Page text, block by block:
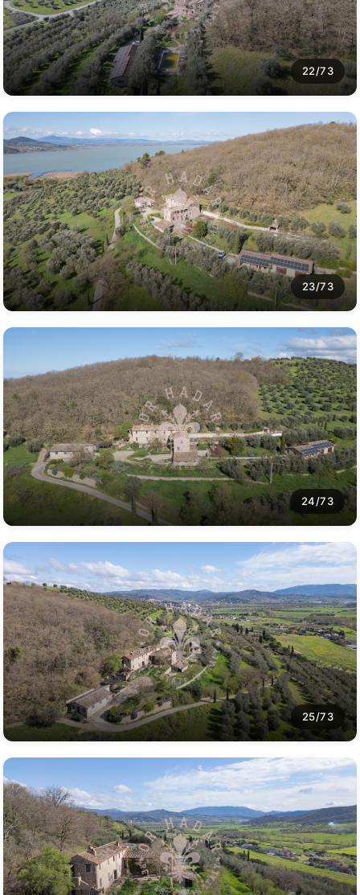
22/73
23/73
24/73
25/73